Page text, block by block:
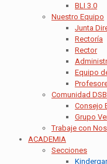
BLI 3.0
Nuestro Equipo
Junta
Rectoría
Rector
Equipo
Comunidad
Consejo
Grupo
Trabaje con
ACADEMIA
Secciones